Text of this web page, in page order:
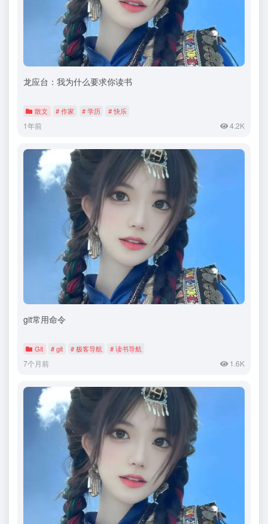
龙应台：我为什么要求你读书
散文 # 作家 # 学历 # 快乐
1年前 4.2K
git常用命令
Git # git # 极客导航 # 读书导航
7个月前 1.6K